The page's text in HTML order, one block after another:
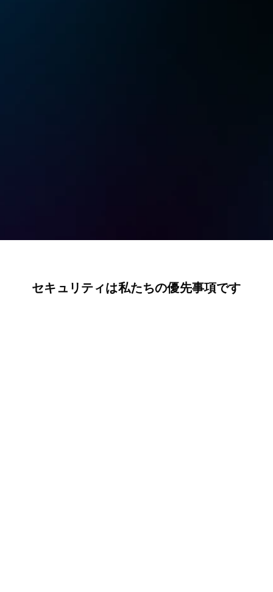
セキュリティは私たちの優先事項です